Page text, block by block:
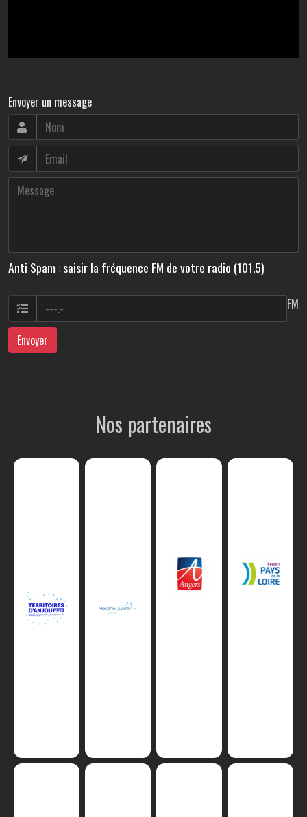
Envoyer un message
Anti Spam : saisir la fréquence FM de votre radio (101.5)
FM
Envoyer
Nos partenaires